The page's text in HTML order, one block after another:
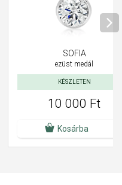
SOFIA
ezüst medál
KÉSZLETEN
10 000 Ft
Kosárba